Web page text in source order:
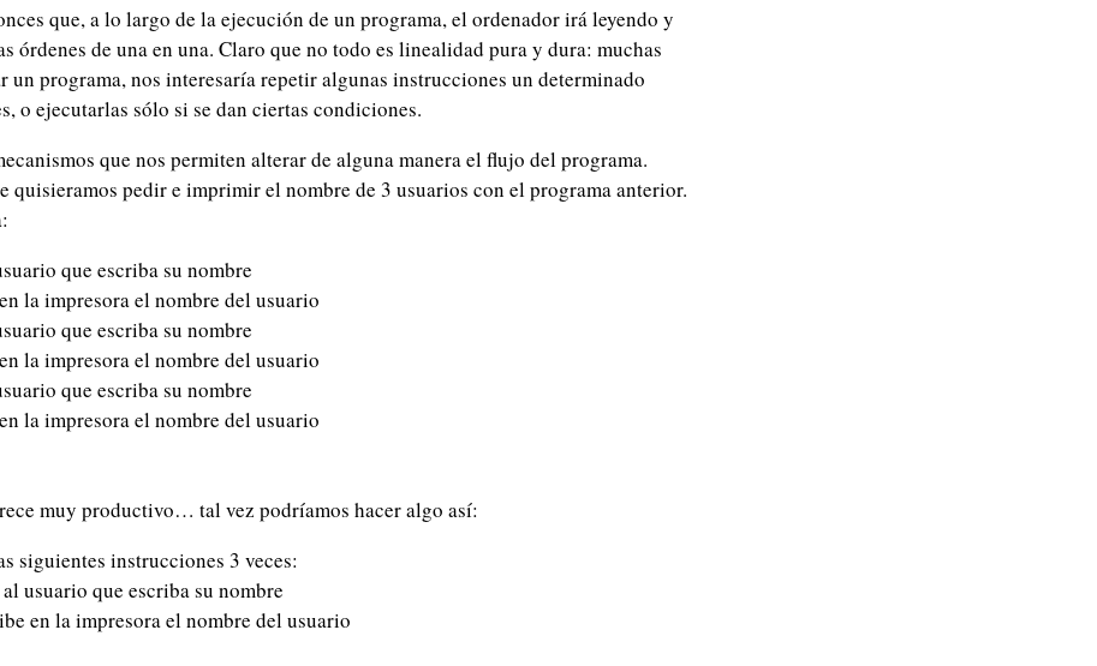
que, a lo largo de la ejecución de un programa, el ordenador irá leyendo y
órdenes de una en una. Claro que no todo es linealidad pura y dura: muchas
un programa, nos interesaría repetir algunas instrucciones un determinado
o ejecutarlas sólo si se dan ciertas condiciones.
que nos permiten alterar de alguna manera el flujo del programa.
quisieramos pedir e imprimir el nombre de 3 usuarios con el programa anterior.
que escriba su nombre
la impresora el nombre del usuario
que escriba su nombre
la impresora el nombre del usuario
que escriba su nombre
la impresora el nombre del usuario
muy productivo… tal vez podríamos hacer algo así:
siguientes instrucciones 3 veces:
usuario que escriba su nombre
en la impresora el nombre del usuario